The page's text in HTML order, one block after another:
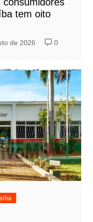
tem oito
de 2026 0